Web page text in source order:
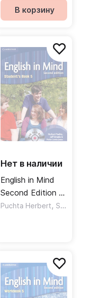
Книга для
учителя
В корзину
Нет в наличии
English in Mind
Second Edition 5
Student's Book
Puchta Herbert, Stranks Jeff